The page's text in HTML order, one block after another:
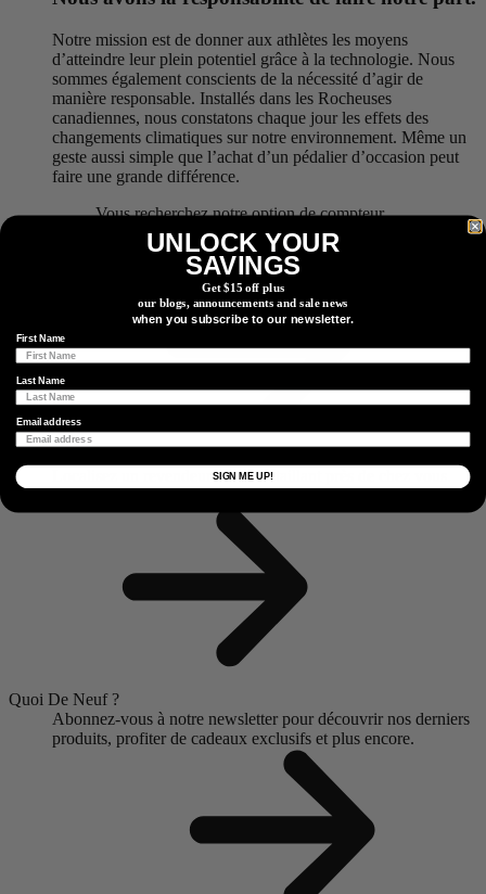
Notre mission est de donner aux athlètes les moyens
d’atteindre leur plein potentiel grâce à la technologie. Nous
sommes également conscients de la nécessité d’agir de
manière responsable. Installés dans les Rocheuses
canadiennes, nous constatons chaque jour les effets des
changements climatiques sur notre environnement. Même un
geste aussi simple que l’achat d’un pédalier d’occasion peut
faire une grande différence.
Vous recherchez notre option de compteur
d’énergie la plus écologique ? Découvrez
l’installation en usine.Apprendre encore plus
Localisez un revendeur ou un détaillant près de chez vous.
Quoi De Neuf ?
Abonnez-vous à notre newsletter pour découvrir nos derniers
produits, profiter de cadeaux exclusifs et plus encore.
UNLOCK YOUR
SAVINGS
Get $15 off plus
our blogs, announcements and sale news
when you subscribe to our newsletter.
First Name
Last Name
Email address
SIGN ME UP!